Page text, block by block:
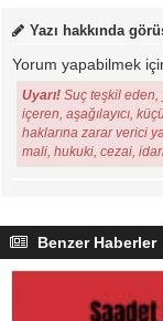
Yazı hakkında
Yorum yapabilmek
Uyarı! Suç teşkil eden,
içeren, aşağılayıcı,
haklarına zarar verici
mali, hukuki, cezai,
Benzer Haberler